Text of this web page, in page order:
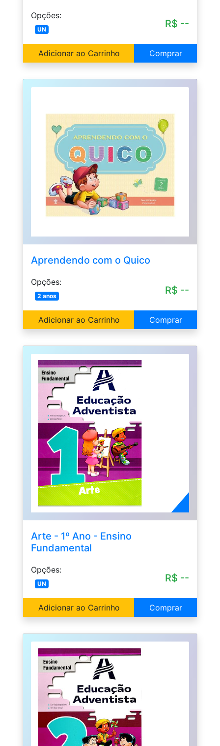
Opções:
UN R$ --
Adicionar ao Carrinho Comprar
Aprendendo com o Quico
Opções:
2 anos R$ --
Adicionar ao Carrinho Comprar
Arte - 1º Ano - Ensino
Fundamental
Opções:
UN R$ --
Adicionar ao Carrinho Comprar